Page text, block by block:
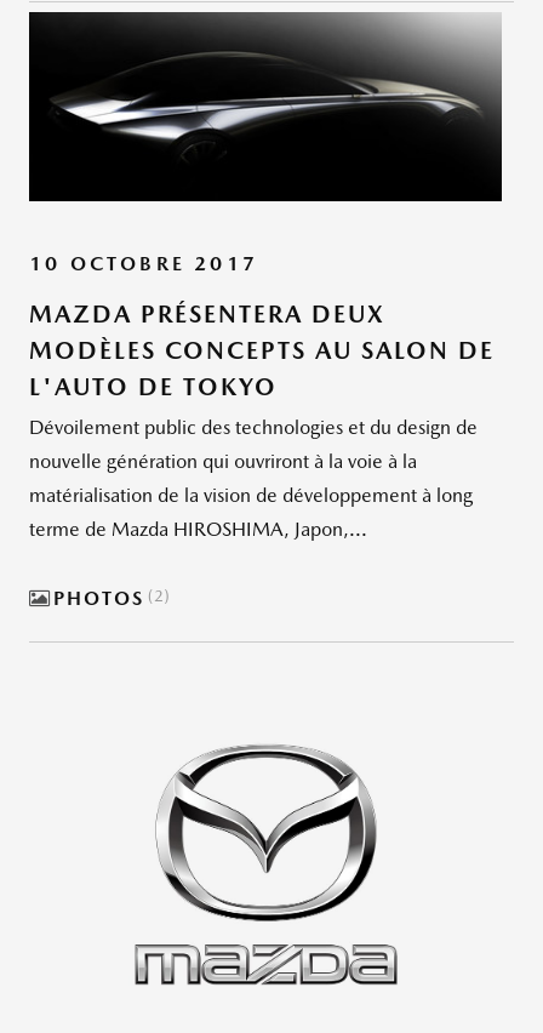
10 OCTOBRE 2017
MAZDA PRÉSENTERA DEUX
MODÈLES CONCEPTS AU SALON DE
L'AUTO DE TOKYO
Dévoilement public des technologies et du design de
nouvelle génération qui ouvriront à la voie à la
matérialisation de la vision de développement à long
terme de Mazda HIROSHIMA, Japon,...
PHOTOS 2